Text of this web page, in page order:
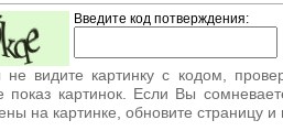
Введите код потверждения:
не видите картинку с кодом,
показ картинок. Если Вы
на картинке, обновите страницу